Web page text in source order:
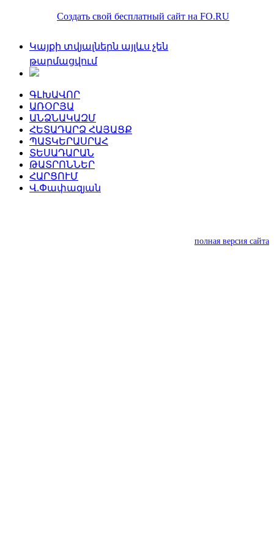
Создать свой бесплатный сайт на FO.RU
Կայքի տվյալներն այլևս չեն
թարմացվում
ԳԼԽԱՎՈՐ
ԱՌՕՐՅԱ
ԱՆՁՆԱԿԱԶՄ
ՀԵՏԱԴԱՐՁ ՀԱՅԱՑՔ
ՊԱՏԿԵՐԱՍՐԱՀ
ՏԵՍԱԴԱՐԱՆ
ԹԱՏՐՈՆՆԵՐ
ՀԱՐՑՈՒՄ
Վ.Փափազյան
полная версия сайта